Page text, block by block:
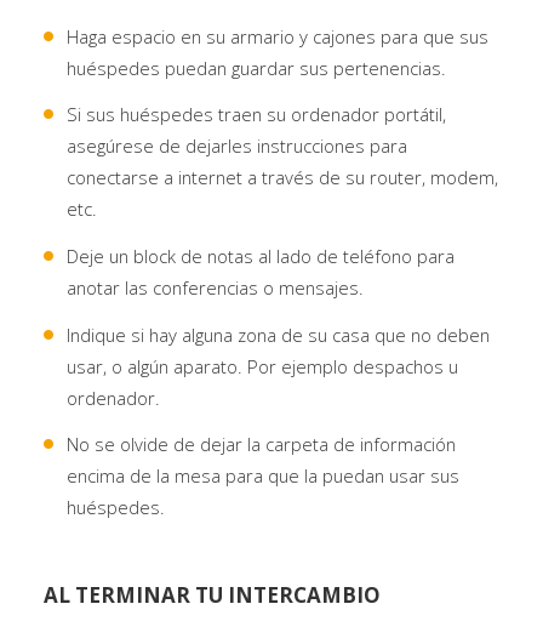
Haga espacio en su armario y cajones para que sus
huéspedes puedan guardar sus pertenencias.
Si sus huéspedes traen su ordenador portátil,
asegúrese de dejarles instrucciones para
conectarse a internet a través de su router, modem,
etc.
Deje un block de notas al lado de teléfono para
anotar las conferencias o mensajes.
Indique si hay alguna zona de su casa que no deben
usar, o algún aparato. Por ejemplo despachos u
ordenador.
No se olvide de dejar la carpeta de información
encima de la mesa para que la puedan usar sus
huéspedes.
AL TERMINAR TU INTERCAMBIO